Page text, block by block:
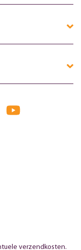
verzendkosten.